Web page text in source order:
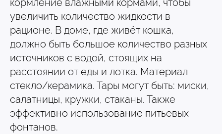
увеличить количество жидкости в
рационе. В доме, где живёт кошка,
должно быть большое количество разных
источников с водой, стоящих на
расстоянии от еды и лотка. Материал
стекло/керамика. Тары могут быть: миски,
салатницы, кружки, стаканы. Также
эффективно использование питьевых
фонтанов.